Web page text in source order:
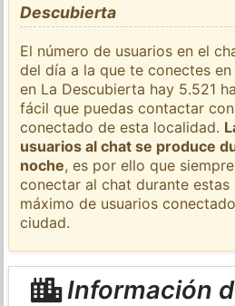
Descubierta
El número de usuarios en el
del día a la que te conectes
en La Descubierta hay 5.521
fácil que puedas contactar
conectado de esta localidad.
usuarios al chat se produce
noche, es por ello que
conectar al chat durante
máximo de usuarios
ciudad.
Información